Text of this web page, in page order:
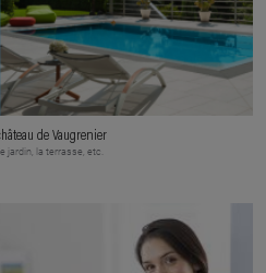
de Vaugrenier
jardin, la terrasse, etc.